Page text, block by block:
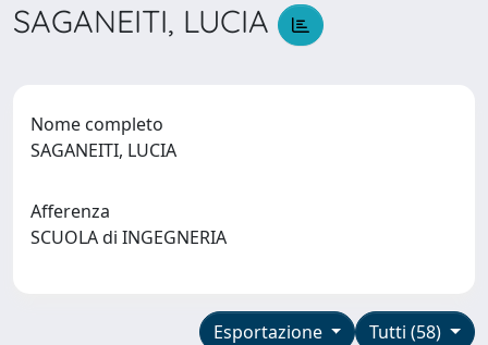
SAGANEITI, LUCIA
Nome completo
SAGANEITI, LUCIA
Afferenza
SCUOLA di INGEGNERIA
Tutti (58)
Esportazione